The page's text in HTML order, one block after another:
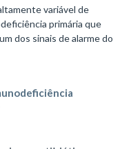
variável de
primária que
dos sinais de alarme do